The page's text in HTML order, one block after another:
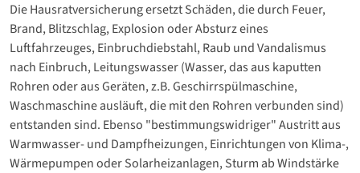
Die Hausratversicherung ersetzt Schäden, die durch Feuer,
Brand, Blitzschlag, Explosion oder Absturz eines
Luftfahrzeuges, Einbruchdiebstahl, Raub und Vandalismus
nach Einbruch, Leitungswasser (Wasser, das aus kaputten
Rohren oder aus Geräten, z.B. Geschirrspülmaschine,
Waschmaschine ausläuft, die mit den Rohren verbunden sind)
entstanden sind. Ebenso "bestimmungswidriger" Austritt aus
Warmwasser- und Dampfheizungen, Einrichtungen von Klima-,
Wärmepumpen oder Solarheizanlagen, Sturm ab Windstärke